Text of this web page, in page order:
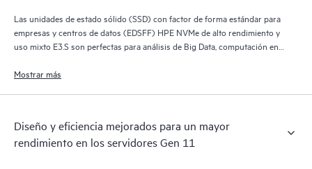
Las unidades de estado sólido (SSD) con factor de forma estándar para
empresas y centros de datos (EDSFF) HPE NVMe de alto rendimiento y
uso mixto E3.S son perfectas para análisis de Big Data, computación en
aplicaciones de bases de datos y virtualización.
Mostrar más
Diseño y eficiencia mejorados para un mayor
rendimiento en los servidores Gen 11